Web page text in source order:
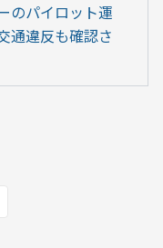
のパイロット運
違反も確認さ